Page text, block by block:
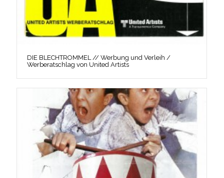
DIE BLECHTROMMEL // Werbung und Verleih /
Werberatschlag von United Artists